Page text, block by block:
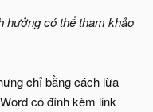
hưởng có thể tham khảo
chỉ bằng cách lừa
có đính kèm link